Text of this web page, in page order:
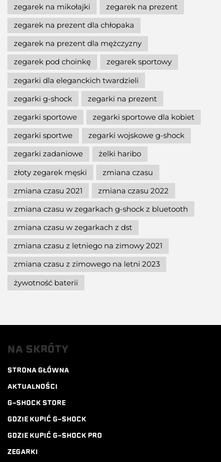
zegarek na mikołajki
zegarek na prezent
zegarek na prezent dla chłopaka
zegarek na prezent dla mężczyzny
zegarek pod choinkę
zegarek sportowy
zegarki dla eleganckich twardzieli
zegarki g-shock
zegarki na prezent
zegarki sportowe
zegarki sportowe dla kobiet
zegarki sportwe
zegarki wojskowe g-shock
zegarki zadaniowe
żelki haribo
złoty zegarek męski
zmiana czasu
zmiana czasu 2021
zmiana czasu 2022
zmiana czasu w zegarkach g-shock z bluetooth
zmiana czasu w zegarkach z dst
zmiana czasu z letniego na zimowy 2021
zmiana czasu z zimowego na letni 2023
żywotność baterii
NA SKRÓTY
STRONA GŁÓWNA
AKTUALNOŚCI
G-SHOCK STORE
GDZIE KUPIĆ G-SHOCK
GDZIE KUPIĆ G-SHOCK PRO
ZEGARKI